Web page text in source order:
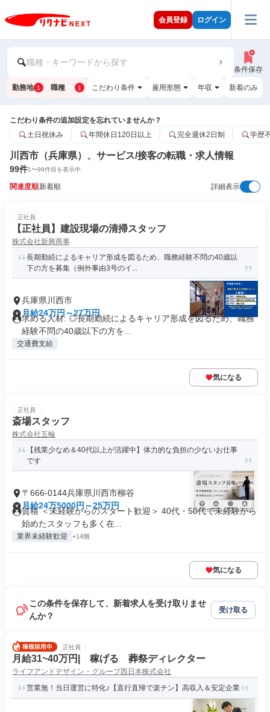
会員登録 ログイン
職種・キーワードから探す
条件保存
勤務地 1 職種 1 こだわり条件 雇用形態 年収 新着のみ
こだわり条件の追加設定を忘れていませんか？
土日祝休み
年間休日120日以上 完全週休2日制 学歴
川西市（兵庫県）、サービス/接客の転職・求人情報
99件1〜99件目を表示中
関連度順新着順 詳細表示
正社員
【正社員】建設現場の清掃スタッフ
株式会社新興商事
長期勤続によるキャリア形成を図るため、職務経験不問の40歳以
下の方を募集（例外事由3号のイ...
兵庫県川西市
月給24万円～27万円
求める人材: ◎長期勤続によるキャリア形成を図るため、職務
経験不問の40歳以下の方を...
交通費支給
気になる
正社員
斎場スタッフ
株式会社五輪
【残業少なめ＆40代以上が活躍中】体力的な負担の少ないお仕事
です
〒666-0144兵庫県川西市柳谷
月給24万5000円～25万円
資格 ＜未経験からのスタート歓迎＞ 40代・50代で未経験から
始めたスタッフも多く在...
業界未経験歓迎 +14個
気になる
この条件を保存して、新着求人を受け取りませ
んか？
受け取る
正社員
月給31~40万円| 稼げる 葬祭ディレクター
ライフアンドデザイン・グループ西日本株式会社
営業無！当日運営に特化♪【直行直帰で楽チン】高収入＆安定企業